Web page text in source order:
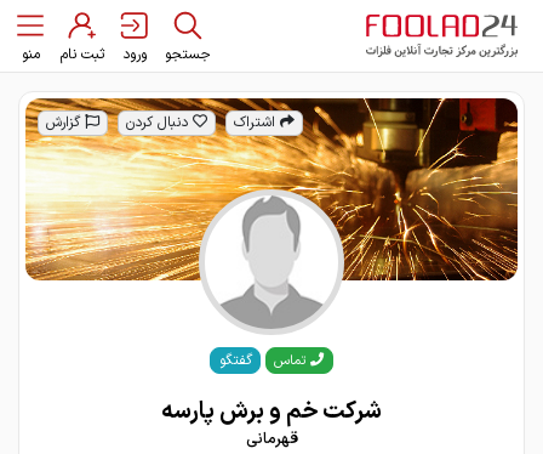
جستجو ورود ثبت نام منو
اشتراک دنبال کردن گزارش
تماس گفتگو
شرکت خم و برش پارسه
قهرمانی